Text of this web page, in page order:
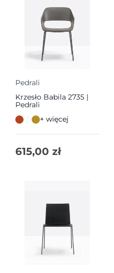
Pedrali
Krzesło Babila 2735 |
Pedrali
+ więcej
615,00 zł